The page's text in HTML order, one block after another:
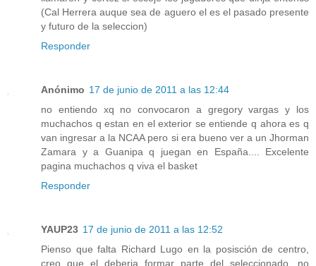
(Cal Herrera auque sea de aguero el es el pasado presente
y futuro de la seleccion)
Responder
Anónimo 17 de junio de 2011 a las 12:44
no entiendo xq no convocaron a gregory vargas y los
muchachos q estan en el exterior se entiende q ahora es q
van ingresar a la NCAA pero si era bueno ver a un Jhorman
Zamara y a Guanipa q juegan en España.... Excelente
pagina muchachos q viva el basket
Responder
YAUP23 17 de junio de 2011 a las 12:52
Pienso que falta Richard Lugo en la posisción de centro,
creo que el deberia formar parte del seleccionado, no